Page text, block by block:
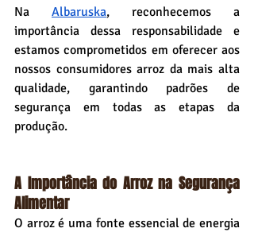
Na Albaruska, reconhecemos a
importância dessa responsabilidade e
estamos comprometidos em oferecer aos
nossos consumidores arroz da mais alta
qualidade, garantindo padrões de
segurança em todas as etapas da
produção.
A Importância do Arroz na Segurança
Alimentar
O arroz é uma fonte essencial de energia